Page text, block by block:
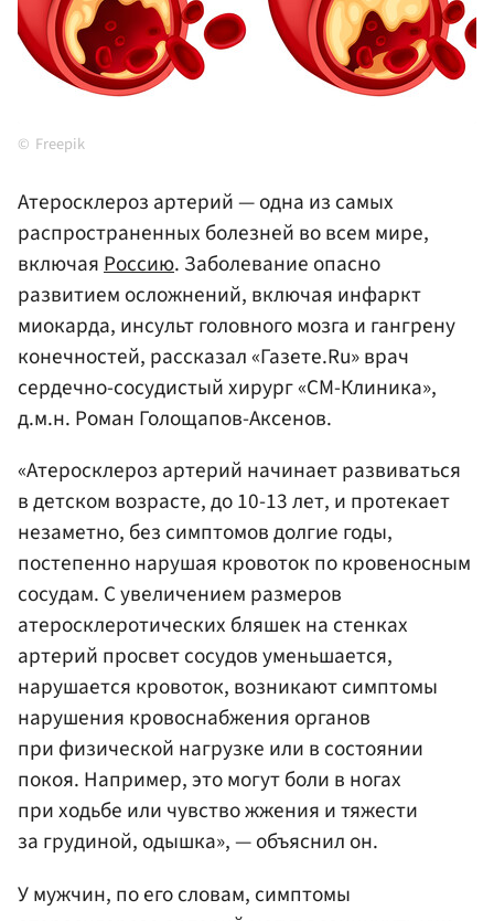
Freepik
Атеросклероз артерий — одна из самых
распространенных болезней во всем мире,
включаяРоссию. Заболевание опасно
развитием осложнений, включая инфаркт
миокарда, инсульт головного мозга и гангрену
конечностей, рассказал «Газете.Ru» врач
сердечно-сосудистый хирург «СМ-Клиника»,
д.м.н. Роман Голощапов-Аксенов.
«Атеросклероз артерий начинает развиваться
в детском возрасте, до 10-13 лет, и протекает
незаметно, без симптомов долгие годы,
постепенно нарушая кровоток по кровеносным
сосудам. С увеличением размеров
атеросклеротических бляшек на стенках
артерий просвет сосудов уменьшается,
нарушается кровоток, возникают симптомы
нарушения кровоснабжения органов
при физической нагрузке или в состоянии
покоя. Например, это могут боли в ногах
при ходьбе или чувство жжения и тяжести
за грудиной, одышка», — объяснил он.
У мужчин, по его словам, симптомы